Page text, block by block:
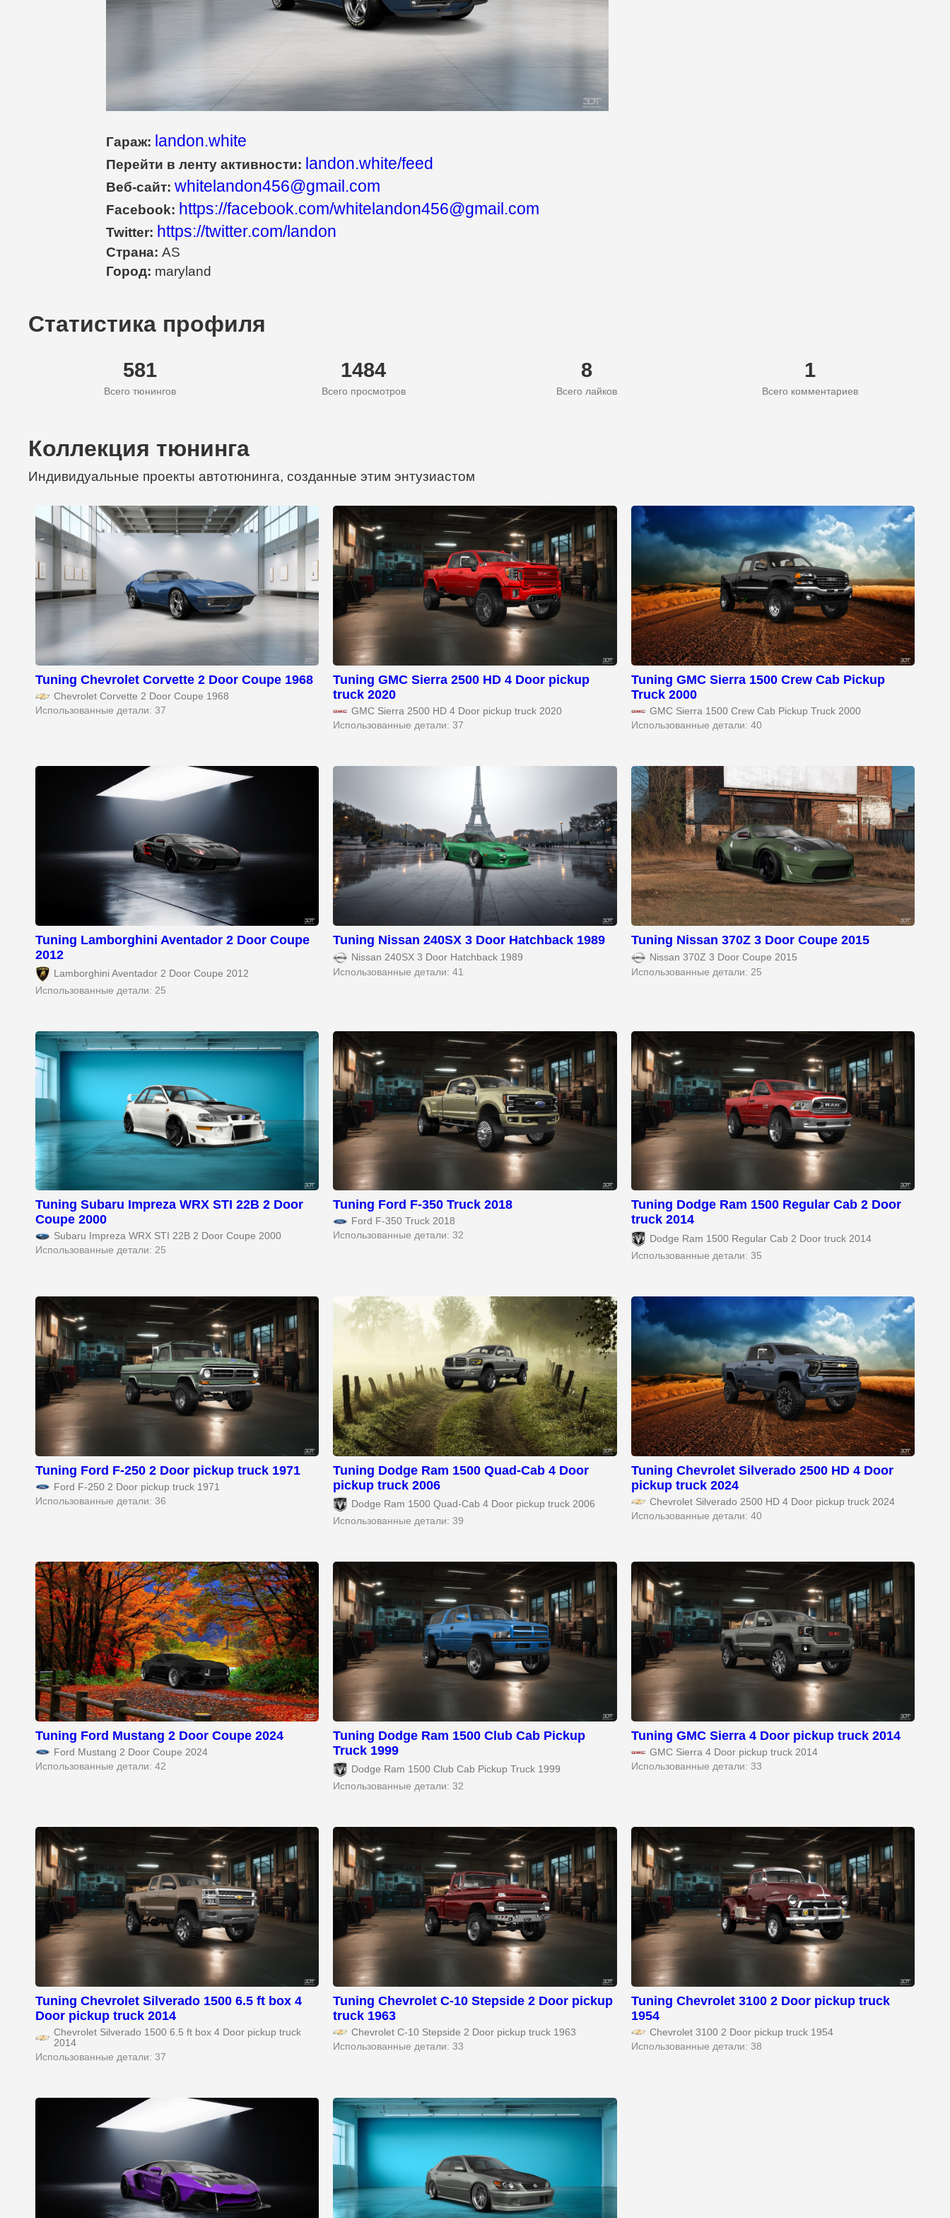
Гараж: landon.white
Перейти в ленту активности: landon.white/feed
Веб-сайт: whitelandon456@gmail.com
Facebook: https://facebook.com/whitelandon456@gmail.com
Twitter: https://twitter.com/landon
Страна: AS
Город: maryland
Статистика профиля
581
Всего тюнингов
1484
Всего просмотров
8
Всего лайков
1
Всего комментариев
Коллекция тюнинга
Индивидуальные проекты автотюнинга, созданные этим энтузиастом
Tuning Chevrolet Corvette 2 Door Coupe 1968
Chevrolet Corvette 2 Door Coupe 1968
Использованные детали: 37
Tuning GMC Sierra 2500 HD 4 Door pickup
truck 2020
GMC Sierra 2500 HD 4 Door pickup truck 2020
Использованные детали: 37
Tuning GMC Sierra 1500 Crew Cab Pickup
Truck 2000
GMC Sierra 1500 Crew Cab Pickup Truck 2000
Использованные детали: 40
Tuning Lamborghini Aventador 2 Door Coupe
2012
Lamborghini Aventador 2 Door Coupe 2012
Использованные детали: 25
Tuning Nissan 240SX 3 Door Hatchback 1989
Nissan 240SX 3 Door Hatchback 1989
Использованные детали: 41
Tuning Nissan 370Z 3 Door Coupe 2015
Nissan 370Z 3 Door Coupe 2015
Использованные детали: 25
Tuning Subaru Impreza WRX STI 22B 2 Door
Coupe 2000
Subaru Impreza WRX STI 22B 2 Door Coupe 2000
Использованные детали: 25
Tuning Ford F-350 Truck 2018
Ford F-350 Truck 2018
Использованные детали: 32
Tuning Dodge Ram 1500 Regular Cab 2 Door
truck 2014
Dodge Ram 1500 Regular Cab 2 Door truck 2014
Использованные детали: 35
Tuning Ford F-250 2 Door pickup truck 1971
Ford F-250 2 Door pickup truck 1971
Использованные детали: 36
Tuning Dodge Ram 1500 Quad-Cab 4 Door
pickup truck 2006
Dodge Ram 1500 Quad-Cab 4 Door pickup truck 2006
Использованные детали: 39
Tuning Chevrolet Silverado 2500 HD 4 Door
pickup truck 2024
Chevrolet Silverado 2500 HD 4 Door pickup truck 2024
Использованные детали: 40
Tuning Ford Mustang 2 Door Coupe 2024
Ford Mustang 2 Door Coupe 2024
Использованные детали: 42
Tuning Dodge Ram 1500 Club Cab Pickup
Truck 1999
Dodge Ram 1500 Club Cab Pickup Truck 1999
Использованные детали: 32
Tuning GMC Sierra 4 Door pickup truck 2014
GMC Sierra 4 Door pickup truck 2014
Использованные детали: 33
Tuning Chevrolet Silverado 1500 6.5 ft box 4
Door pickup truck 2014
Chevrolet Silverado 1500 6.5 ft box 4 Door pickup truck
2014
Использованные детали: 37
Tuning Chevrolet C-10 Stepside 2 Door pickup
truck 1963
Chevrolet C-10 Stepside 2 Door pickup truck 1963
Использованные детали: 33
Tuning Chevrolet 3100 2 Door pickup truck
1954
Chevrolet 3100 2 Door pickup truck 1954
Использованные детали: 38